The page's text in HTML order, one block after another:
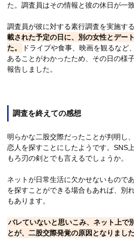
た。調査員はその情報と彼の休日が一
調査員が彼に対する素行調査を実施する
載された予定の日に、別の女性とデー
た。
ドライブや食事、映画を観るなど
あることがわかったため、その日の様
報告しました。
調査を終えての感想
明らかな二股交際だったことが判明し
恋人を探すことにしたようです。SNS
もろ刃の剣とでも言えるでしょうか。
ネットが日常生活に欠かせないもので
を探すことができる場合もあれば、別
もあります。
バレていないと思いこみ、ネット上で
とが、二股交際発覚の原因となりました